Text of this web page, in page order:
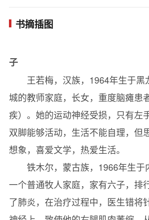
第 六 章 铁木尔的童年
第 七 章 久违的亲情
第 九 章 人在包头
第 十 章 倾 心
第十一章 惊 变
第十二章 相思苦
第十三章 蒙古人要来了
第十四章 初 见
第十五章 终成眷属
第十六章 心 事
第十七章 谋 生
书摘插图
子
王若梅，汉族，1964年生于黑
城的教师家庭，长女，重度脑瘫患
疾）。她的运动神经受损，只有左
双脚能够活动，生活不能自理，但
想象，喜爱文学，热爱生活。
铁木尔，蒙古族，1966年生于
一个普通牧人家庭，家有六子，排
了肺炎，在治疗过程中，医生错将